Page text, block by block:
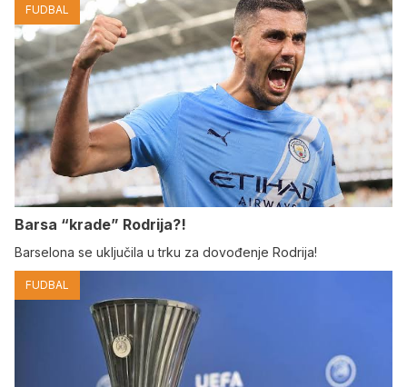
FUDBAL
Barsa “krade” Rodrija?!
Barselona se uključila u trku za dovođenje Rodrija!
FUDBAL